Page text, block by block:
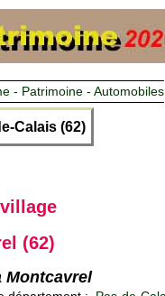
- Patrimoine - Automobiles
Calais (62)
(62)
Montcavrel